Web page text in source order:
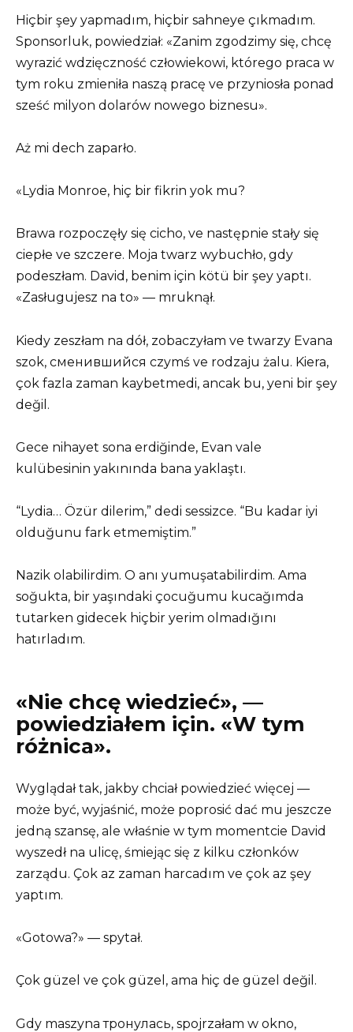
Hiçbir şey yapmadım, hiçbir sahneye çıkmadım.
Sponsorluk, powiedział: «Zanim zgodzimy się, chcę
wyrazić wdzięczność człowiekowi, którego praca w
tym roku zmieniła naszą pracę ve przyniosła ponad
sześć milyon dolarów nowego biznesu».
Aż mi dech zaparło.
«Lydia Monroe, hiç bir fikrin yok mu?
Brawa rozpoczęły się cicho, ve następnie stały się
ciepłe ve szczere. Moja twarz wybuchło, gdy
podeszłam. David, benim için kötü bir şey yaptı.
«Zasługujesz na to» — mruknął.
Kiedy zeszłam na dół, zobaczyłam ve twarzy Evana
szok, сменившийся czymś ve rodzaju żalu. Kiera,
çok fazla zaman kaybetmedi, ancak bu, yeni bir şey
değil.
Gece nihayet sona erdiğinde, Evan vale
kulübesinin yakınında bana yaklaştı.
“Lydia… Özür dilerim,” dedi sessizce. “Bu kadar iyi
olduğunu fark etmemiştim.”
Nazik olabilirdim. O anı yumuşatabilirdim. Ama
soğukta, bir yaşındaki çocuğumu kucağımda
tutarken gidecek hiçbir yerim olmadığını
hatırladım.
«Nie chcę wiedzieć», —
powiedziałem için. «W tym
różnica».
Wyglądał tak, jakby chciał powiedzieć więcej —
może być, wyjaśnić, może poprosić dać mu jeszcze
jedną szansę, ale właśnie w tym momentcie David
wyszedł na ulicę, śmiejąc się z kilku członków
zarządu. Çok az zaman harcadım ve çok az şey
yaptım.
«Gotowa?» — spytał.
Çok güzel ve çok güzel, ama hiç de güzel değil.
Gdy maszyna тронулась, spojrzałam w okno,